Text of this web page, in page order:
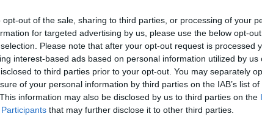
opt-out of the sale, sharing to third parties, or processing of your
for targeted advertising by us, please use the below opt-
Please note that after your opt-out request is processed
interest-based ads based on personal information utilized by us
to third parties prior to your opt-out. You may separately
of your personal information by third parties on the IAB’s list
information may also be disclosed by us to third parties on the
that may further disclose it to other third parties.
cabine représente un poste important,
à forte fréquence. Mais si l’idée d’un
passagers en quête de confort, elle
opérationnelles, notamment du côté des